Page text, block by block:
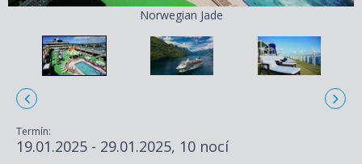
Norwegian Jade
Termín:
19.01.2025 - 29.01.2025, 10 nocí